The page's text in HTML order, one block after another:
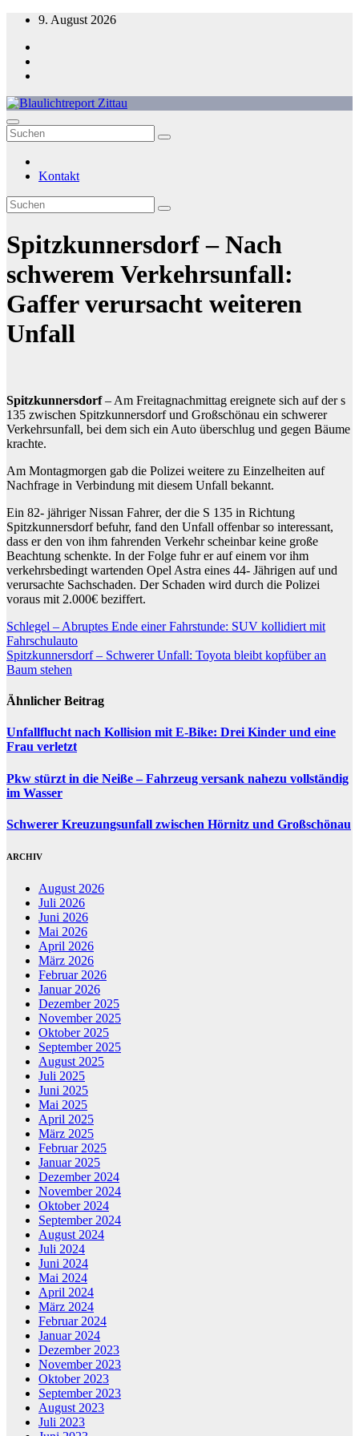
Zum
springen
9. August 2026
Blaulichtreport Zittau
Kontakt
Spitzkunnersdorf – Nach
schwerem Verkehrsunfall:
Gaffer verursacht weiteren
Unfall
Spitzkunnersdorf– Am Freitagnachmittag ereignete sich auf der s
135 zwischen Spitzkunnersdorf und Großschönau ein schwerer
Verkehrsunfall, bei dem sich ein Auto überschlug und gegen Bäume
krachte.
Am Montagmorgen gab die Polizei weitere zu Einzelheiten auf
Nachfrage in Verbindung mit diesem Unfall bekannt.
Ein 82- jähriger Nissan Fahrer, der die S 135 in Richtung
Spitzkunnersdorf befuhr, fand den Unfall offenbar so interessant,
dass er den von ihm fahrenden Verkehr scheinbar keine große
Beachtung schenkte. In der Folge fuhr er auf einem vor ihm
verkehrsbedingt wartenden Opel Astra eines 44- Jährigen auf und
verursachte Sachschaden. Der Schaden wird durch die Polizei
voraus mit 2.000€ beziffert.
Beitragsnavigation
Schlegel – Abruptes Ende einer Fahrstunde: SUV kollidiert mit
Fahrschulauto
Spitzkunnersdorf – Schwerer Unfall: Toyota bleibt kopfüber an
Baum stehen
Ähnlicher Beitrag
Unfallflucht nach Kollision mit E-Bike: Drei Kinder und eine
Frau verletzt
Pkw stürzt in die Neiße – Fahrzeug versank nahezu vollständig
im Wasser
Schwerer Kreuzungsunfall zwischen Hörnitz und Großschönau
ARCHIV
August 2026
Juli 2026
Juni 2026
Mai 2026
April 2026
März 2026
Februar 2026
Januar 2026
Dezember 2025
November 2025
Oktober 2025
September 2025
August 2025
Juli 2025
Juni 2025
Mai 2025
April 2025
März 2025
Februar 2025
Januar 2025
Dezember 2024
November 2024
Oktober 2024
September 2024
August 2024
Juli 2024
Juni 2024
Mai 2024
April 2024
März 2024
Februar 2024
Januar 2024
Dezember 2023
November 2023
Oktober 2023
September 2023
August 2023
Juli 2023